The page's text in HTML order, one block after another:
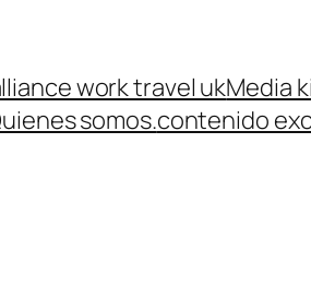
work travel ukMedia
somos.contenido